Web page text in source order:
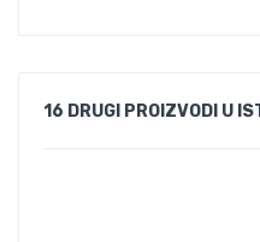
16 DRUGI PROIZVODI U